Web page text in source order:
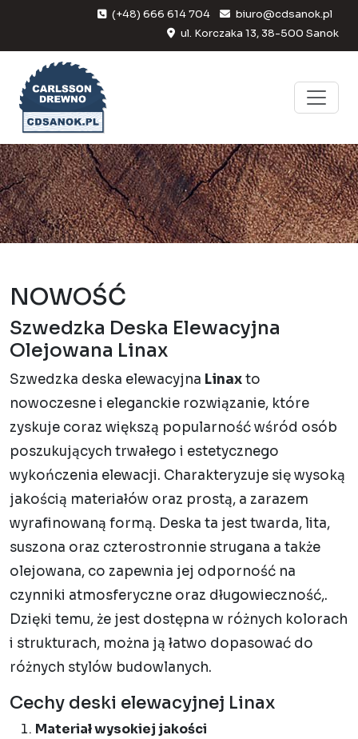
(+48) 666 614 704
biuro@cdsanok.pl
ul. Korczaka 13, 38-500 Sanok
NOWOŚĆ
Szwedzka Deska Elewacyjna
Olejowana Linax
Szwedzka deska elewacyjna Linaxto
nowoczesne i eleganckie rozwiązanie, które
zyskuje coraz większą popularność wśród osób
poszukujących trwałego i estetycznego
wykończenia elewacji. Charakteryzuje się wysoką
jakością materiałów oraz prostą, a zarazem
wyrafinowaną formą. Deska ta jest twarda, lita,
suszona oraz czterostronnie strugana a także
olejowana, co zapewnia jej odporność na
czynniki atmosferyczne oraz długowieczność,.
Dzięki temu, że jest dostępna w różnych kolorach
i strukturach, można ją łatwo dopasować do
różnych stylów budowlanych.
Cechy deski elewacyjnej Linax
Materiał wysokiej jakości